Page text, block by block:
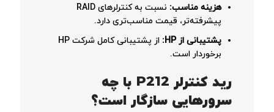
هزینه مناسب:
نسبت به کنترلرهای RAID
پیشرفته‌تر، قیمت مناسب‌تری دارد.
پشتیبانی از HP:
از پشتیبانی کامل شرکت HP
برخوردار است.
رید کنترلر P212 با چه
سرورهایی سازگار است؟